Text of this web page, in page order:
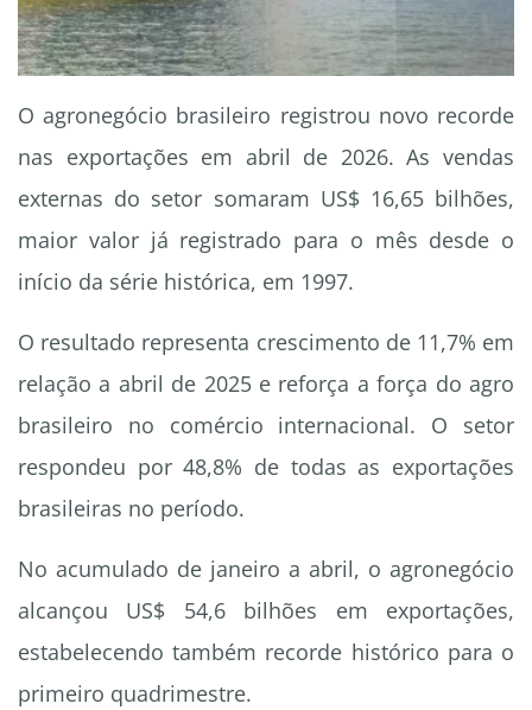
O agronegócio brasileiro registrou novo recorde
nas exportações em abril de 2026. As vendas
externas do setor somaram US$ 16,65 bilhões,
maior valor já registrado para o mês desde o
início da série histórica, em 1997.
O resultado representa crescimento de 11,7% em
relação a abril de 2025 e reforça a força do agro
brasileiro no comércio internacional. O setor
respondeu por 48,8% de todas as exportações
brasileiras no período.
No acumulado de janeiro a abril, o agronegócio
alcançou US$ 54,6 bilhões em exportações,
estabelecendo também recorde histórico para o
primeiro quadrimestre.